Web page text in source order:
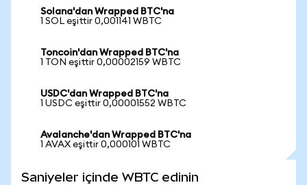
Solana'dan Wrapped BTC'na
1 SOL eşittir 0,001141 WBTC
Toncoin'dan Wrapped BTC'na
1 TON eşittir 0,00002159 WBTC
USDC'dan Wrapped BTC'na
1 USDC eşittir 0,00001552 WBTC
Avalanche'dan Wrapped BTC'na
1 AVAX eşittir 0,000101 WBTC
Saniyeler içinde WBTC edinin